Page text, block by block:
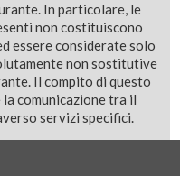
In particolare, le
non costituiscono
essere considerate solo
non sostitutive
Il compito di questo
comunicazione tra il
servizi specifici.